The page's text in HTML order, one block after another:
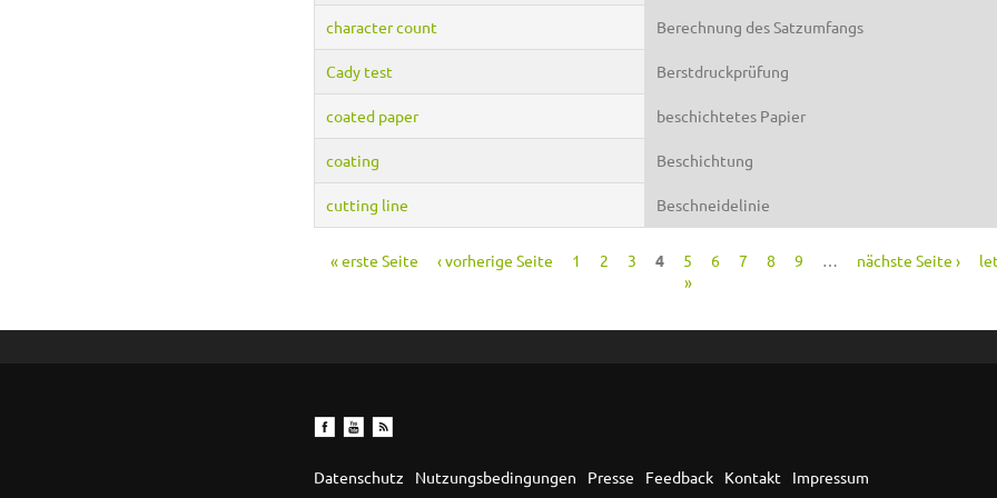
character count Berechnung des Satzumfangs
Cady test Berstdruckprüfung
coated paper beschichtetes Papier
coating Beschichtung
cutting line Beschneidelinie
« erste Seite ‹ vorherige Seite 1 2 3 4 5 6 7 8 9 nächste Seite ›
»
Datenschutz Nutzungsbedingungen Presse Feedback Kontakt Impressum